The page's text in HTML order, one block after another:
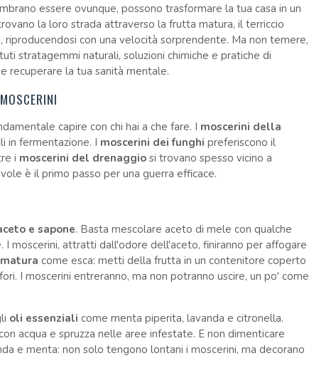
essere ovunque, possono trasformare la tua casa in un
la loro strada attraverso la frutta matura, il terriccio
con una velocità sorprendente. Ma non temere,
stratagemmi naturali, soluzioni chimiche e pratiche di
recuperare la tua sanità mentale.
capire con chi hai a che fare. I moscerini della
in fermentazione. I moscerini dei funghi preferiscono il
i moscerini del drenaggiosi trovano spesso vicino a
è il primo passo per una guerra efficace.
e sapone. Basta mescolare aceto di mele con qualche
I moscerini, attratti dall'odore dell'aceto, finiranno per affogare
come esca: metti della frutta in un contenitore coperto
I moscerini entreranno, ma non potranno uscire, un po' come
oli essenziali come menta piperita, lavanda e citronella.
acqua e spruzza nelle aree infestate. E non dimenticare
e menta: non solo tengono lontani i moscerini, ma decorano